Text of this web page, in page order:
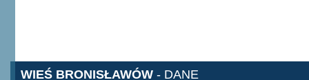
WIEŚ BRONISŁAWÓW - DANE